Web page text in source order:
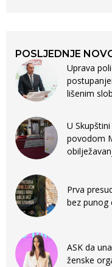
POSLJEDNJE
Uprava
lišenim
U
povodom
Prva
bez punog
ASK da
ženske